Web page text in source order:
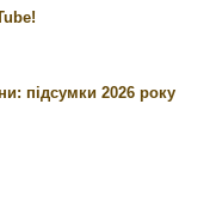
підсумки 2026 року